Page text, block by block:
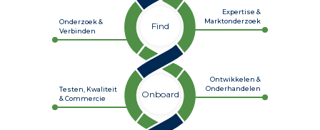
Onderzoek &
Verbinden
Testen, Kwaliteit
& Commercie
Find
Onboard
Expertise &
Marktonderzoek
Ontwikkelen &
Onderhandelen